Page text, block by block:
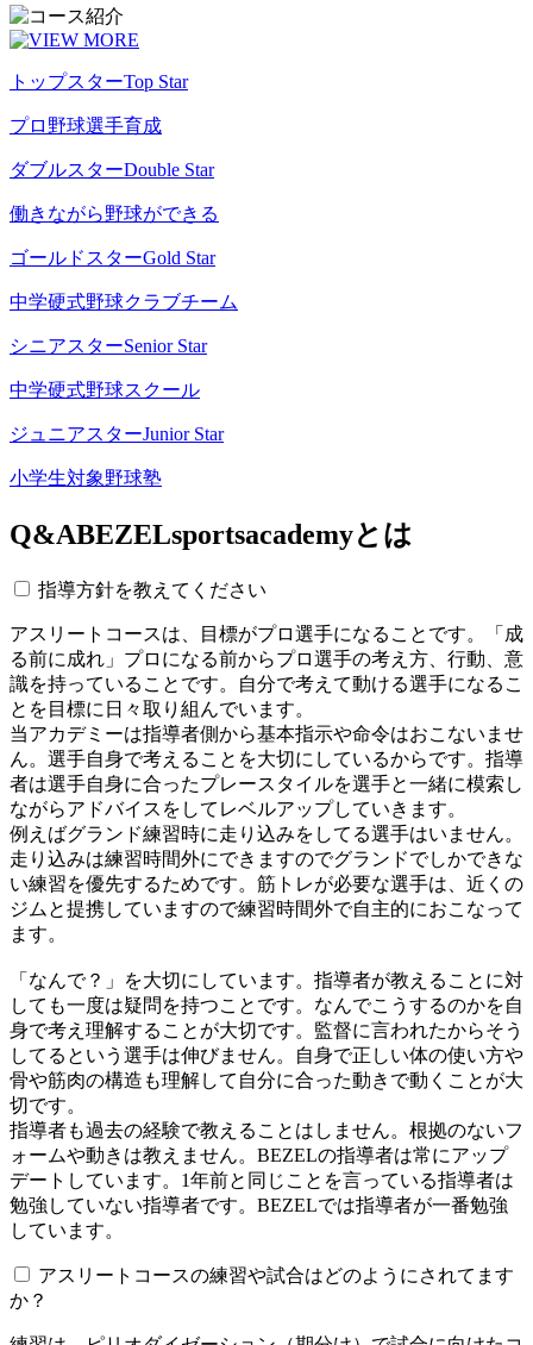
トップスターTop Star
プロ野球選手育成
ダブルスターDouble Star
働きながら野球ができる
ゴールドスターGold Star
中学硬式野球クラブチーム
シニアスターSenior Star
中学硬式野球スクール
ジュニアスターJunior Star
小学生対象野球塾
Q&ABEZELsportsacademyとは
指導方針を教えてください
アスリートコースは、目標がプロ選手になることです。「成
る前に成れ」プロになる前からプロ選手の考え方、行動、意
識を持っていることです。自分で考えて動ける選手になるこ
とを目標に日々取り組んでいます。
当アカデミーは指導者側から基本指示や命令はおこないませ
ん。選手自身で考えることを大切にしているからです。指導
者は選手自身に合ったプレースタイルを選手と一緒に模索し
ながらアドバイスをしてレベルアップしていきます。
例えばグランド練習時に走り込みをしてる選手はいません。
走り込みは練習時間外にできますのでグランドでしかできな
い練習を優先するためです。筋トレが必要な選手は、近くの
ジムと提携していますので練習時間外で自主的におこなって
ます。
「なんで？」を大切にしています。指導者が教えることに対
しても一度は疑問を持つことです。なんでこうするのかを自
身で考え理解することが大切です。監督に言われたからそう
してるという選手は伸びません。自身で正しい体の使い方や
骨や筋肉の構造も理解して自分に合った動きで動くことが大
切です。
指導者も過去の経験で教えることはしません。根拠のないフ
ォームや動きは教えません。BEZELの指導者は常にアップ
デートしています。1年前と同じことを言っている指導者は
勉強していない指導者です。BEZELでは指導者が一番勉強
しています。
アスリートコースの練習や試合はどのようにされてます
か？